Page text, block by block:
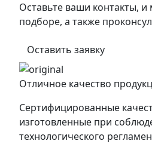
Оставьте ваши контакты,
подборе, а также
Оставить заявку
Отличное качество
Сертифицированные
изготовленные при
технологического